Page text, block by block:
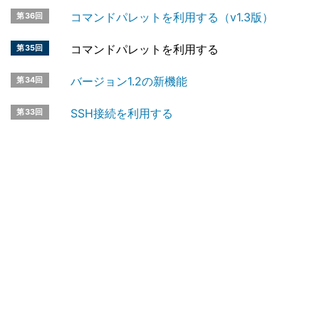
第36回 コマンドパレットを利用する（v1.3版）
第35回 コマンドパレットを利用する
第34回 バージョン1.2の新機能
第33回 SSH接続を利用する